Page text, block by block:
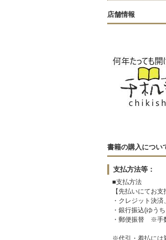
店舗情報
書籍の購入につい
支払方法等：
■支払方法
【先払いにてお支
・クレジット決
・銀行振込(ゆう
・郵便振替 ※手
※代引・着払には